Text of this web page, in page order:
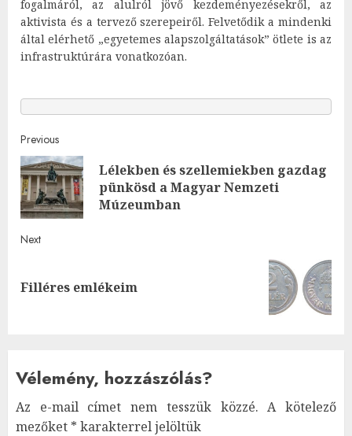
fogalmáról, az alulról jövő kezdeményezésekről, az
aktivista és a tervező szerepeiről. Felvetődik a mindenki
által elérhető „egyetemes alapszolgáltatások” ötlete is az
infrastruktúrára vonatkozóan.
Post
navigation
Previous
Lélekben és szellemiekben gazdag
pünkösd a Magyar Nemzeti
Múzeumban
Next
Next
Filléres emlékeim
Vélemény, hozzászólás?
Az e-mail címet nem tesszük közzé. A kötelező
mezőket * karakterrel jelöltük